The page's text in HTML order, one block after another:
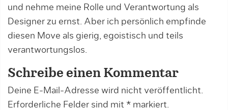
und nehme meine Rolle und Verantwortung als
Designer zu ernst. Aber ich persönlich empfinde
diesen Move als gierig, egoistisch und teils
verantwortungslos.
Schreibe einen Kommentar
Deine E-Mail-Adresse wird nicht veröffentlicht.
Erforderliche Felder sind mit * markiert.